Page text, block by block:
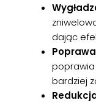
dając
poprawia
bardziej